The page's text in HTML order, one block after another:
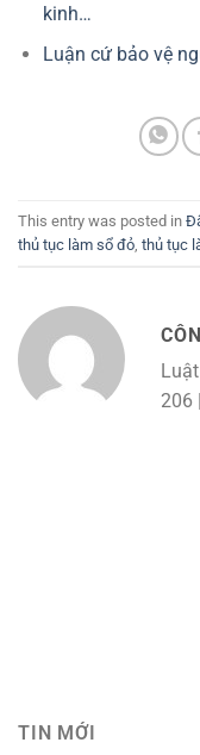
kinh…
Luận cứ bảo vệ
This entry was posted in
thủ tục làm sổ đỏ thủ tục
206
TIN MỚI